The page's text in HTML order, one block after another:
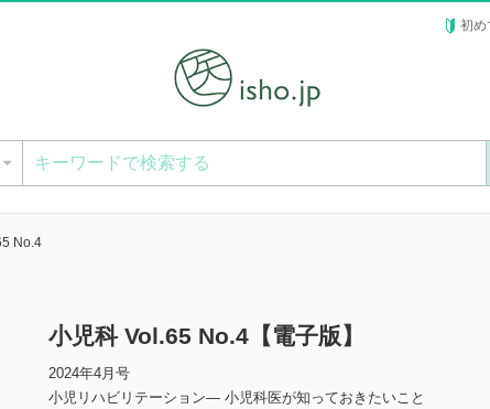
初め
No.4
小児科 Vol.65 No.4【電子版】
2024年4月号
小児リハビリテーション― 小児科医が知っておきたいこと